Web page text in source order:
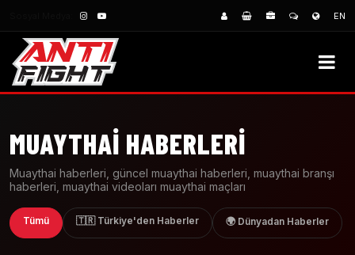
EN
MUAYTHAI HABERLERI
Muaythai haberleri, güncel muaythai haberleri, muaythai branşı
haberleri, muaythai videoları muaythai maçları
Tümü 🇹🇷 Türkiye'den Haberler 🌍 Dünyadan Haberler